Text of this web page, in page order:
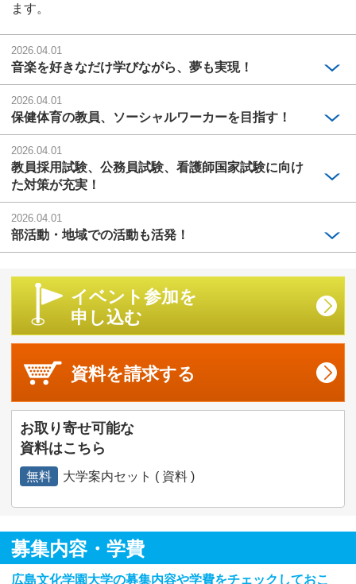
ます。
2026.04.01
音楽を好きなだけ学びながら、夢も実現！
2026.04.01
保健体育の教員、ソーシャルワーカーを目指す！
2026.04.01
教員採用試験、公務員試験、看護師国家試験に向け
た対策が充実！
2026.04.01
部活動・地域での活動も活発！
イベント参加を
申し込む
資料を請求する
お取り寄せ可能な
資料はこちら
無料 大学案内セット ( 資料 )
募集内容・学費
広島文化学園大学の募集内容や学費をチェックしておこ